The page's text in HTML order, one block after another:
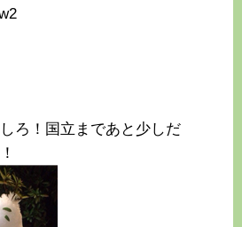
しろ！国立まであと少しだ